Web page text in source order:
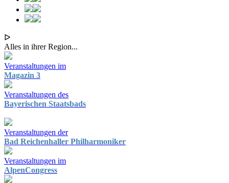
ᐅ
Alles in ihrer Region...
Veranstaltungen im
Magazin 3
Veranstaltungen des
Bayerischen Staatsbads
Veranstaltungen der
Bad Reichenhaller Philharmoniker
Veranstaltungen im
AlpenCongress